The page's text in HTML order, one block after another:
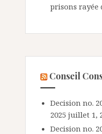
prisons rayée
Conseil
Decision no.
2025 juillet 1,
Decision no.